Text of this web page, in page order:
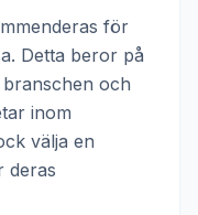
för
Detta beror på
och
inom
välja en
deras